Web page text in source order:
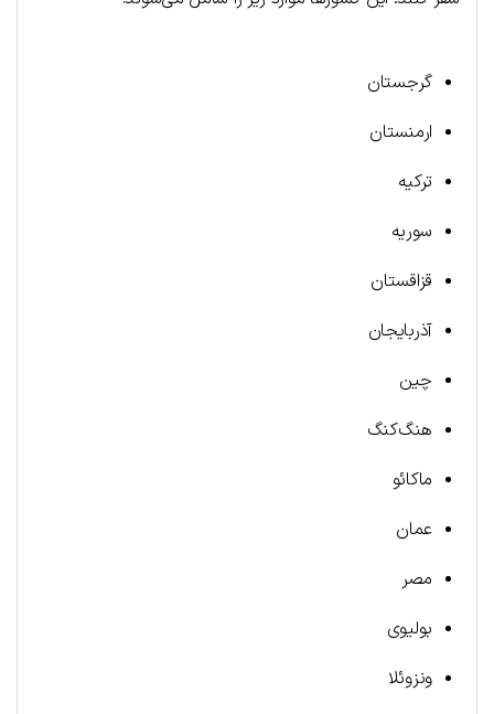
گرجستان
ارمنستان
ترکیه
سوریه
قزاقستان
آذربایجان
چین
هنگ‌کنگ
ماکائو
عمان
مصر
بولیوی
ونزوئلا